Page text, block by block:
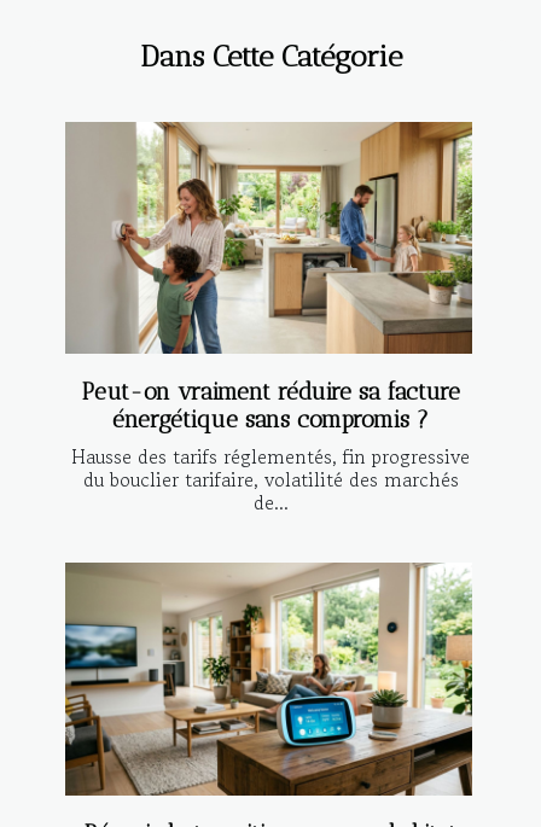
Dans Cette Catégorie
Peut-on vraiment réduire sa facture
énergétique sans compromis ?
Hausse des tarifs réglementés, fin progressive
du bouclier tarifaire, volatilité des marchés
de...